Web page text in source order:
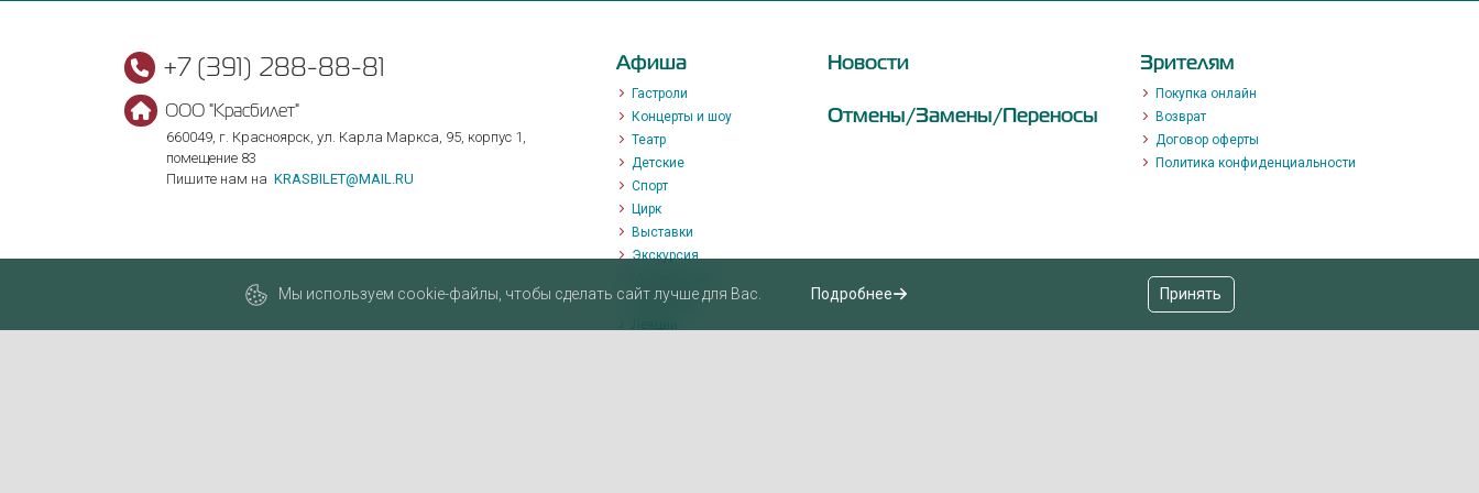
+7 (391) 288-88-81
ООО "Красбилет"
660049, г. Красноярск, ул. Карла Маркса, 95, корпус 1,
помещение 83
Пишите нам на KRASBILET@MAIL.RU
Афиша
Гастроли
Концерты и шоу
Театр
Детские
Спорт
Цирк
Выставки
Экскурсия
Променад
Новости
Отмены/Замены/Переносы
Зрителям
Покупка онлайн
Возврат
Договор оферты
Политика конфиденциальности
Мы используем cookie-файлы, чтобы сделать сайт лучше для Вас. Подробнее Принять